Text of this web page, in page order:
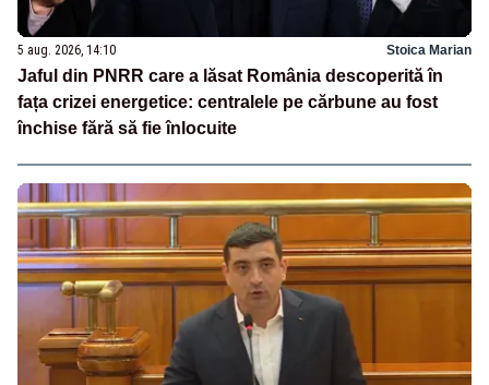
5 aug. 2026, 14:10 Stoica Marian
Jaful din PNRR care a lăsat România descoperită în
fața crizei energetice: centralele pe cărbune au fost
închise fără să fie înlocuite